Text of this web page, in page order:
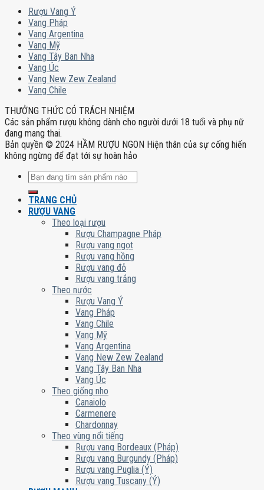
Rượu Vang Ý
Vang Pháp
Vang Argentina
Vang Mỹ
Vang Tây Ban Nha
Vang Úc
Vang New Zew Zealand
Vang Chile
THƯỞNG THỨC CÓ TRÁCH NHIỆM
Các sản phẩm rượu không dành cho người dưới 18 tuổi và phụ nữ
đang mang thai.
Bản quyền © 2024 HẦM RƯỢU NGON Hiện thân của sự cống hiến
không ngừng để đạt tới sự hoàn hảo
Tìm
kiếm:
TRANG CHỦ
RƯỢU VANG
Theo loại rượu
Rượu Champagne Pháp
Rượu vang ngọt
Rượu vang hồng
Rượu vang đỏ
Rượu vang trắng
Theo nước
Rượu Vang Ý
Vang Pháp
Vang Chile
Vang Mỹ
Vang Argentina
Vang New Zew Zealand
Vang Tây Ban Nha
Vang Úc
Theo giống nho
Canaiolo
Carmenere
Chardonnay
Theo vùng nổi tiếng
Rượu vang Bordeaux (Pháp)
Rượu vang Burgundy (Pháp)
Rượu vang Puglia (Ý)
Rượu vang Tuscany (Ý)